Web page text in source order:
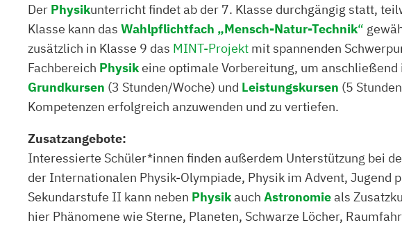
Der Physikunterricht findet ab der 7. Klasse durchgängig statt,
Klasse kann das Wahlpflichtfach „Mensch-Natur-Technik“
zusätzlich in Klasse 9 das MINT-Projekt mit spannenden
Fachbereich Physikeine optimale Vorbereitung, um anschließend
Grundkursen (3 Stunden/Woche) und Leistungskursen (5
Kompetenzen erfolgreich anzuwenden und zu vertiefen.
Zusatzangebote:
Interessierte Schüler*innen finden außerdem Unterstützung bei
der Internationalen Physik-Olympiade, Physik im Advent, Jugend
Sekundarstufe II kann neben Physikauch Astronomieals
hier Phänomene wie Sterne, Planeten, Schwarze Löcher,